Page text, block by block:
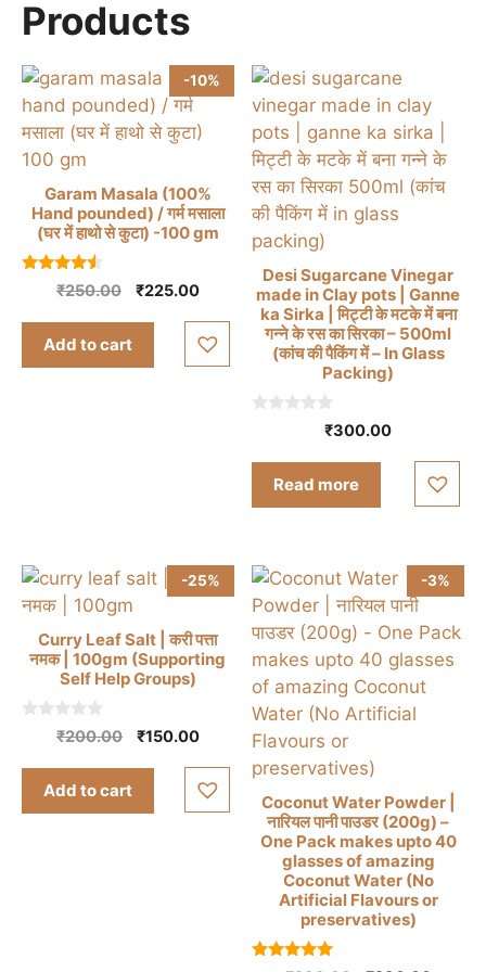
be
on
the
product
page
Products
-10%
Garam Masala (100%
Hand pounded) / गर्म मसाला
(घर में हाथो से कुटा) -100 gm
4.33
out of 5
₹250.00
Original
₹225.00Current
is:
₹225.00.
Add to cart
Desi Sugarcane Vinegar
made in Clay pots | Ganne
ka Sirka | मिट्टी के मटके में बना
गन्ने के रस का सिरका – 500ml
(कांच की पैकिंग में – In Glass
Packing)
₹300.00
Read more
-25%
Curry Leaf Salt | करी पत्ता
नमक | 100gm (Supporting
Self Help Groups)
₹200.00
Original
₹200.00.
₹150.00Current
is:
₹150.00.
Add to cart
-3%
Coconut Water Powder |
नारियल पानी पाउडर (200g) –
One Pack makes upto 40
glasses of amazing
Coconut Water (No
Artificial Flavours or
preservatives)